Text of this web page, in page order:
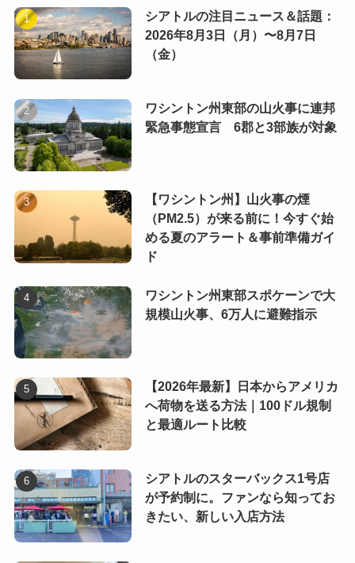
シアトルの注目ニュース＆話題：
2026年8月3日（月）〜8月7日
（金）
ワシントン州東部の山火事に連邦
緊急事態宣言 6郡と3部族が対象
【ワシントン州】山火事の煙
（PM2.5）が来る前に！今すぐ始
める夏のアラート＆事前準備ガイ
ド
ワシントン州東部スポケーンで大
規模山火事、6万人に避難指示
【2026年最新】日本からアメリカ
へ荷物を送る方法｜100ドル規制
と最適ルート比較
シアトルのスターバックス1号店
が予約制に。ファンなら知ってお
きたい、新しい入店方法